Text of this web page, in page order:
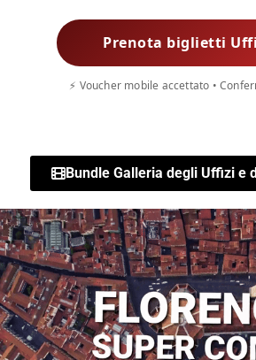
Prenota biglietti
⚡ Voucher mobile accettato •
Bundle Galleria degli Uffizi e